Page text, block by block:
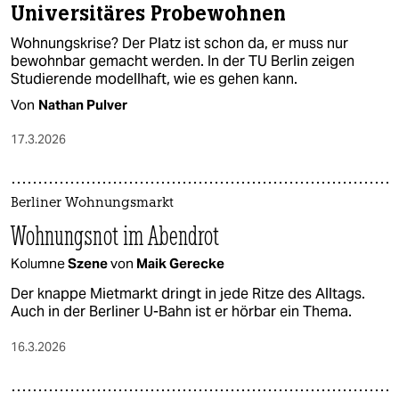
Universitäres Probewohnen
Wohnungskrise? Der Platz ist schon da, er muss nur
bewohnbar gemacht werden. In der TU Berlin zeigen
Studierende modellhaft, wie es gehen kann.
Von Nathan Pulver
17.3.2026
Berliner Wohnungsmarkt
Wohnungsnot im Abendrot
KolumneSzenevon Maik Gerecke
Der knappe Mietmarkt dringt in jede Ritze des Alltags.
Auch in der Berliner U-Bahn ist er hörbar ein Thema.
16.3.2026